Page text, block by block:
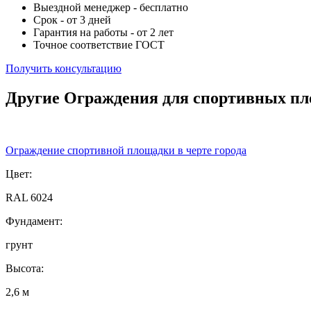
Выездной менеджер - бесплатно
Срок - от 3 дней
Гарантия на работы - от 2 лет
Точное соответствие ГОСТ
Получить консультацию
Другие Ограждения для спортивных
Ограждение спортивной площадки в черте города
Цвет:
RAL 6024
Фундамент:
грунт
Высота:
2,6 м